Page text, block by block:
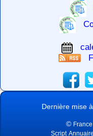
Dernière mise
©
Script